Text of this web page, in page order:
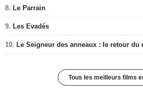
8. Le Parrain
9. Les Evadés
10. Le Seigneur des anneaux : le retour du
Tous les meilleurs films